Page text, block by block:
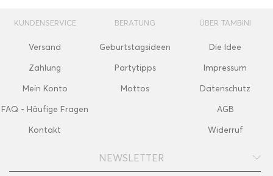
KUNDENSERVICE
Versand
Zahlung
Mein Konto
FAQ - Häufige Fragen
Kontakt
BERATUNG
Geburtstagsideen
Partytipps
Mottos
ÜBER TAMBINI
Die Idee
Impressum
Datenschutz
AGB
Widerruf
NEWSLETTER